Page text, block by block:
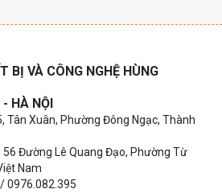
BỊ VÀ CÔNG NGHỆ HÙNG
HÀ NỘI
Tân Xuân, Phường Đông Ngạc, Thành
56 Đường Lê Quang Đạo, Phường Từ
Nam
0976.082.395